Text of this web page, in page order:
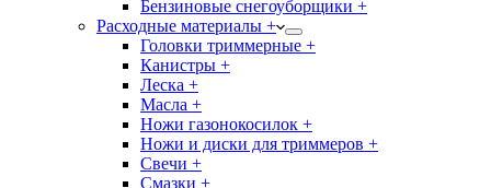
Бензиновые снегоуборщики +
Расходные материалы +
Головки триммерные +
Канистры +
Леска +
Масла +
Ножи газонокосилок +
Ножи и диски для триммеров +
Свечи +
Смазки +